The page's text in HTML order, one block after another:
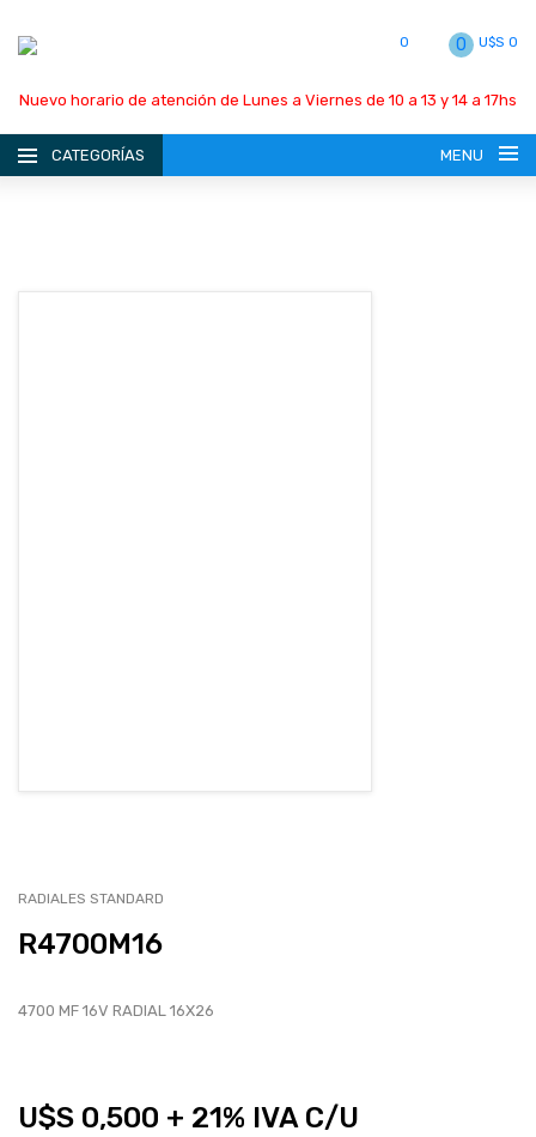
0 0 U$S 0
Nuevo horario de atención de Lunes a Viernes de 10 a 13 y 14 a 17hs
CATEGORÍAS MENU
RADIALES STANDARD
R4700M16
4700 MF 16V RADIAL 16X26
U$S 0,500 + 21% IVA C/U